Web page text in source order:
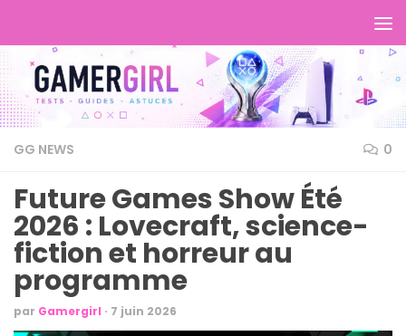
GG NEWS 0
Future Games Show Été
2026 : Lovecraft, science-
fiction et horreur au
programme
par Gamergirl · 7 juin 2026